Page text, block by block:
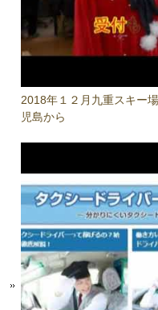
2018年１２月九重スキー
児島から